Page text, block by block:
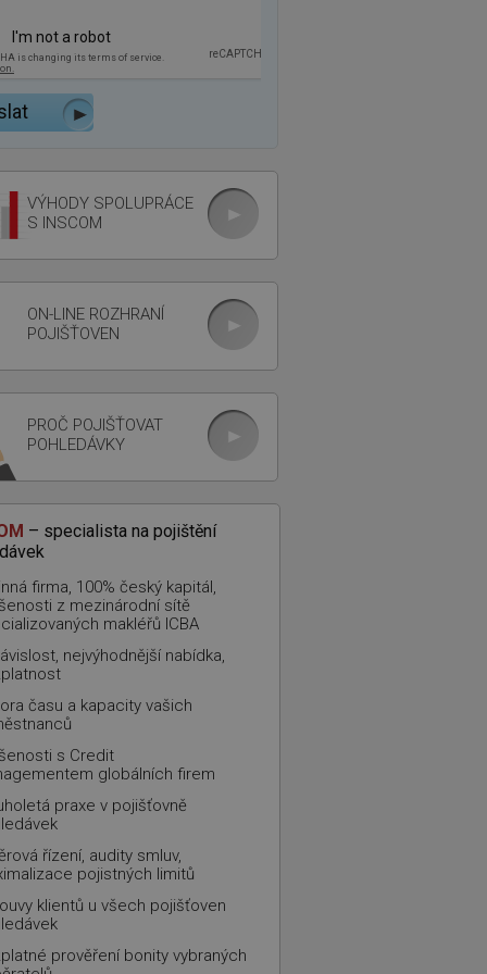
VÝHODY SPOLUPRÁCE
S INSCOM
ON-LINE ROZHRANÍ
POJIŠŤOVEN
PROČ POJIŠŤOVAT
POHLEDÁVKY
– specialista na pojištění
firma, 100% český kapitál,
z mezinárodní sítě
makléřů ICBA
nejvýhodnější nabídka,
času a kapacity vašich
s Credit
globálních firem
praxe v pojišťovně
řízení, audity smluv,
pojistných limitů
klientů u všech pojišťoven
prověření bonity vybraných